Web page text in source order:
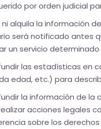
por orden judicial
ni alquila la
será notificado antes
un servicio
las estadísticas
edad, etc.) para
la información
acciones legales
sobre los derechos